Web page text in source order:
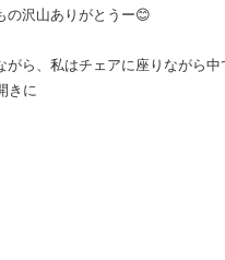
の沢山ありがとうー😊
がら、私はチェアに座りながら中
きに